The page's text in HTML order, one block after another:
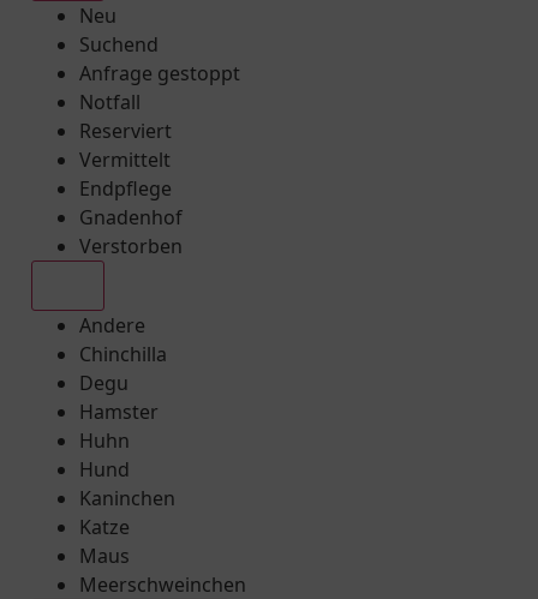
Neu
Suchend
Anfrage gestoppt
Notfall
Reserviert
Vermittelt
Endpflege
Gnadenhof
Verstorben
Andere
Chinchilla
Degu
Hamster
Huhn
Hund
Kaninchen
Katze
Maus
Meerschweinchen